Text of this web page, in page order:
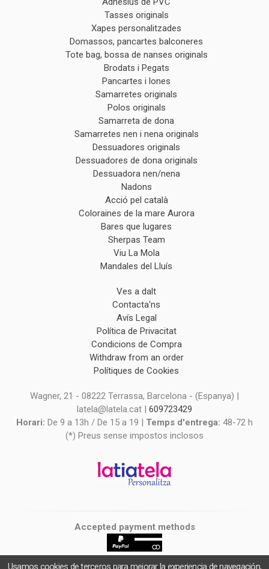
Tasses originals
Xapes personalitzades
Domassos, pancartes balconeres
Tote bag, bossa de nanses originals
Brodats i Pegats
Pancartes i lones
Samarretes originals
Polos originals
Samarreta de dona
Samarretes nen i nena originals
Dessuadores originals
Dessuadores de dona originals
Dessuadora nen/nena
Nadons
Acció pel català
Coloraines de la mare Aurora
Bares que lugares
Sherpas Team
Viu La Mola
Mandales del Lluís
Ves a dalt
Contacta'ns
Avís Legal
Política de Privacitat
Condicions de Compra
Withdraw from an order
Polítiques de Cookies
Wagner, 21 - 08222 Terrassa, Barcelona - (Espanya) |
latela@latela.cat | 609723429
Horari: De 9 a 13h / De 15 a 19 | Temps d'entrega: 48-72 h
(*) Preus sense impostos inclosos
Accepted payment methods
latiatela- Copyright © 2026 [27021] - Powered by Palbin.com
Usamos cookies de terceros para mejorar la experiencia de navegación,